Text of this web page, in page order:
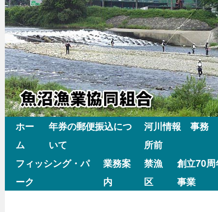
ホー
ム
年券の郵便振込につ
いて
河川情報 事務
所前
フィッシング・パ
ーク
業務案
内
禁漁
区
創立70
事業